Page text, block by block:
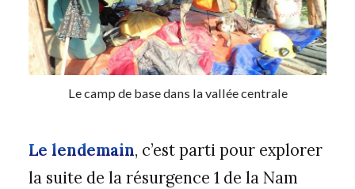
Le camp de base dans la vallée centrale
Le lendemain, c’est parti pour explorer
la suite de la résurgence 1 de la Nam